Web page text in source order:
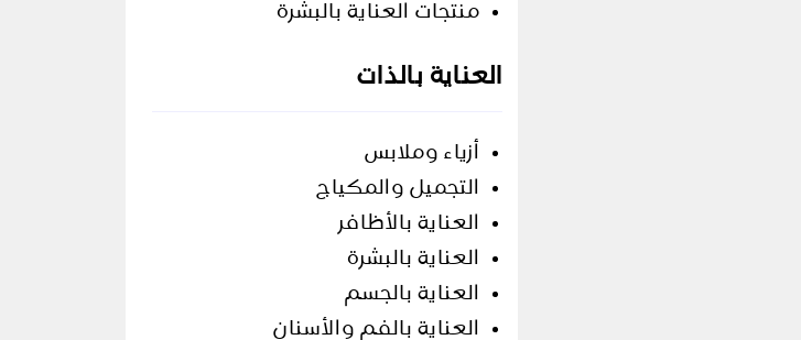
منتجات العناية بالبشرة
العناية بالذات
أزياء وملابس
التجميل والمكياج
العناية بالأظافر
العناية بالبشرة
العناية بالجسم
العناية بالفم والأسنان